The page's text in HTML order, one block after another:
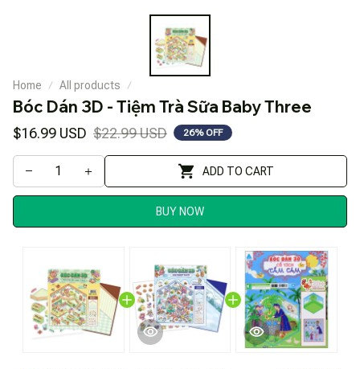
Home All products
Bóc Dán 3D - Tiệm Trà Sữa Baby Three
$16.99 USD $22.99 USD 26% OFF
ADD TO CART
BUY NOW